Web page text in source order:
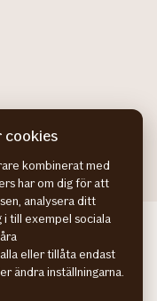
FI
cookies
kombinerat med
har om dig för att
analysera ditt
i till exempel sociala
eller tillåta endast
ändra inställningarna.